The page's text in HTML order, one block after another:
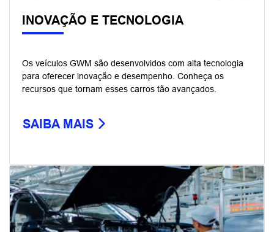
INOVAÇÃO E TECNOLOGIA
Os veículos GWM são desenvolvidos com alta tecnologia
para oferecer inovação e desempenho. Conheça os
recursos que tornam esses carros tão avançados.
SAIBA MAIS